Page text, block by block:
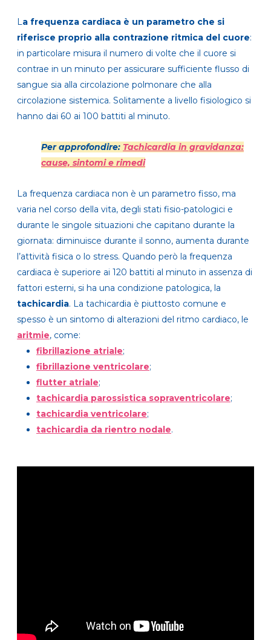
La frequenza cardiaca è un parametro che si
riferisce proprio alla contrazione ritmica del cuore:
in particolare misura il numero di volte che il cuore si
contrae in un minuto per assicurare sufficiente flusso di
sangue sia alla circolazione polmonare che alla
circolazione sistemica. Solitamente a livello fisiologico si
hanno dai 60 ai 100 battiti al minuto.
Per approfondire: Tachicardia in gravidanza:
cause, sintomi e rimedi
La frequenza cardiaca non è un parametro fisso, ma
varia nel corso della vita, degli stati fisio-patologici e
durante le singole situazioni che capitano durante la
giornata: diminuisce durante il sonno, aumenta durante
l’attività fisica o lo stress. Quando però la frequenza
cardiaca è superiore ai 120 battiti al minuto in assenza di
fattori esterni, si ha una condizione patologica, la
tachicardia. La tachicardia è piuttosto comune e
spesso è un sintomo di alterazioni del ritmo cardiaco, le
aritmie, come:
fibrillazione atriale;
fibrillazione ventricolare;
flutter atriale;
tachicardia parossistica sopraventricolare;
tachicardia ventricolare;
tachicardia da rientro nodale.